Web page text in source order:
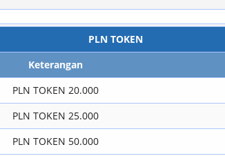
PLN TOKEN
Keterangan
PLN TOKEN 20.000
PLN TOKEN 25.000
PLN TOKEN 50.000